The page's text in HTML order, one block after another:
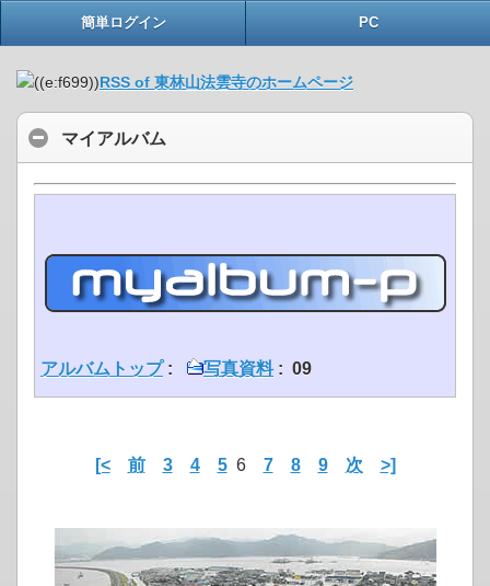
簡単ログイン PC
RSS of 東林山法雲寺のホームページ
マイアルバム
アルバムトップ: 写真資料: 09
[< 前 3 4 56 7 8 9 次 >]